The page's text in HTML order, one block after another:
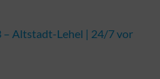
– Altstadt-Lehel | 24/7 vor